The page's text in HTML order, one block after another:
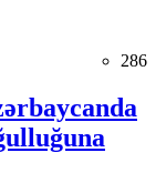
286